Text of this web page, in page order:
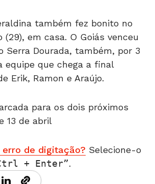
também fez bonito no
(29), em casa. O Goiás venceu
Serra Dourada, também, por 3
equipe que chega a final
Erik, Ramon e Araújo.
para os dois próximos
13 de abril
erro de digitação? Selecione-o
+ Enter .